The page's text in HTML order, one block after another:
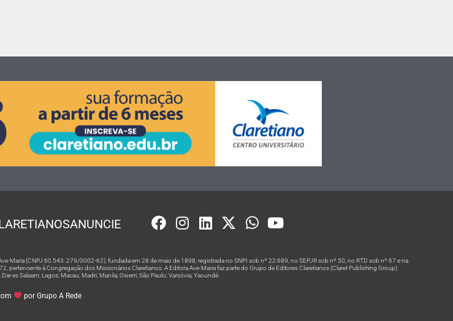
ANUNCIE
Maria (CNPJ 60.543. 279/0002-62), fundada em 28 de maio de 1898, registrada no SNPI sob nº 22.689, no SEPJR sob nº 50, no RTD sob nº 67 e na
pertencente à Congregação dos Missionários Claretianos. A Editora Ave-Maria faz parte do Grupo de Editores Claretianos (Claret Publishing Group).
es Salaam; Lagos; Macau; Madri; Manila; Owerri; São Paulo; Varsóvia; Yaoundé.
por Grupo A Rede